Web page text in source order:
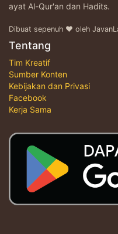
ayat Al-Qur'an dan Hadits.
Dibuat sepenuh ♥ oleh
Tentang
Tim Kreatif
Sumber Konten
Kebijakan dan Privasi
Facebook
Kerja Sama